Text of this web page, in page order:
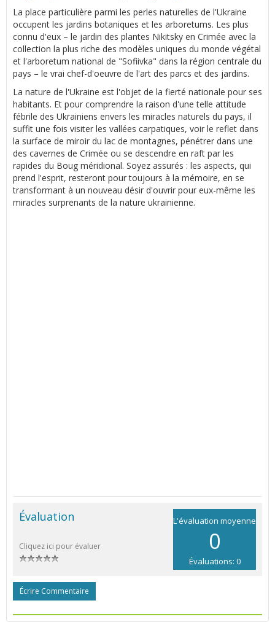
La place particulière parmi les perles naturelles de l'Ukraine
occupent les jardins botaniques et les arboretums. Les plus
connu d'eux – le jardin des plantes Nikitsky en Crimée avec la
collection la plus riche des modèles uniques du monde végétal
et l'arboretum national de "Sofiivka" dans la région centrale du
pays – le vrai chef-d'oeuvre de l'art des parcs et des jardins.
La nature de l'Ukraine est l'objet de la fierté nationale pour ses
habitants. Et pour comprendre la raison d'une telle attitude
fébrile des Ukrainiens envers les miracles naturels du pays, il
suffit une fois visiter les vallées carpatiques, voir le reflet dans
la surface de miroir du lac de montagnes, pénétrer dans une
des cavernes de Crimée ou se descendre en raft par les
rapides du Boug méridional. Soyez assurés : les aspects, qui
prend l'esprit, resteront pour toujours à la mémoire, en se
transformant à un nouveau désir d'ouvrir pour eux-même les
miracles surprenants de la nature ukrainienne.
L'évaluation moyenne
0
Évaluations: 0
Évaluation
Cliquez ici pour évaluer
Écrire Commentaire